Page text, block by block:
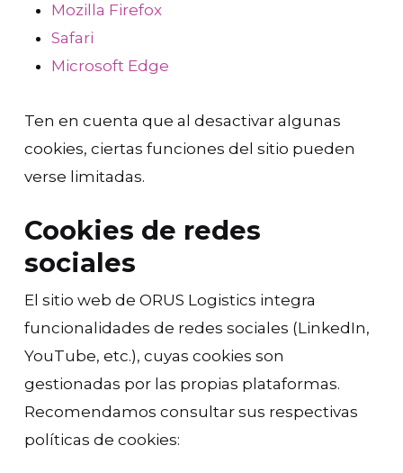
Mozilla Firefox
Safari
Microsoft Edge
Ten en cuenta que al desactivar algunas
cookies, ciertas funciones del sitio pueden
verse limitadas.
Cookies de redes
sociales
El sitio web de ORUS Logistics integra
funcionalidades de redes sociales (LinkedIn,
YouTube, etc.), cuyas cookies son
gestionadas por las propias plataformas.
Recomendamos consultar sus respectivas
políticas de cookies: